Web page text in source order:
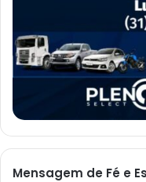
Mensagem de Fé e